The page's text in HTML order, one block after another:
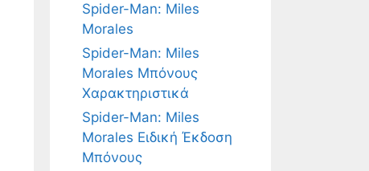
Spider-Man: Miles
Morales
Spider-Man: Miles
Morales Μπόνους
Χαρακτηριστικά
Spider-Man: Miles
Morales Ειδική Έκδοση
Μπόνους